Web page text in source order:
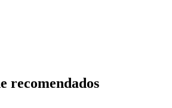
recomendados